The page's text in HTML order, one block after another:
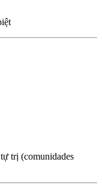
trị (comunidades